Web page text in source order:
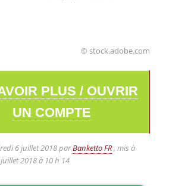
© stock.adobe.com
PLUS / OUVRIR
UN COMPTE
6 juillet 2018parBanketto FR, mis à
2018 à 10 h 14